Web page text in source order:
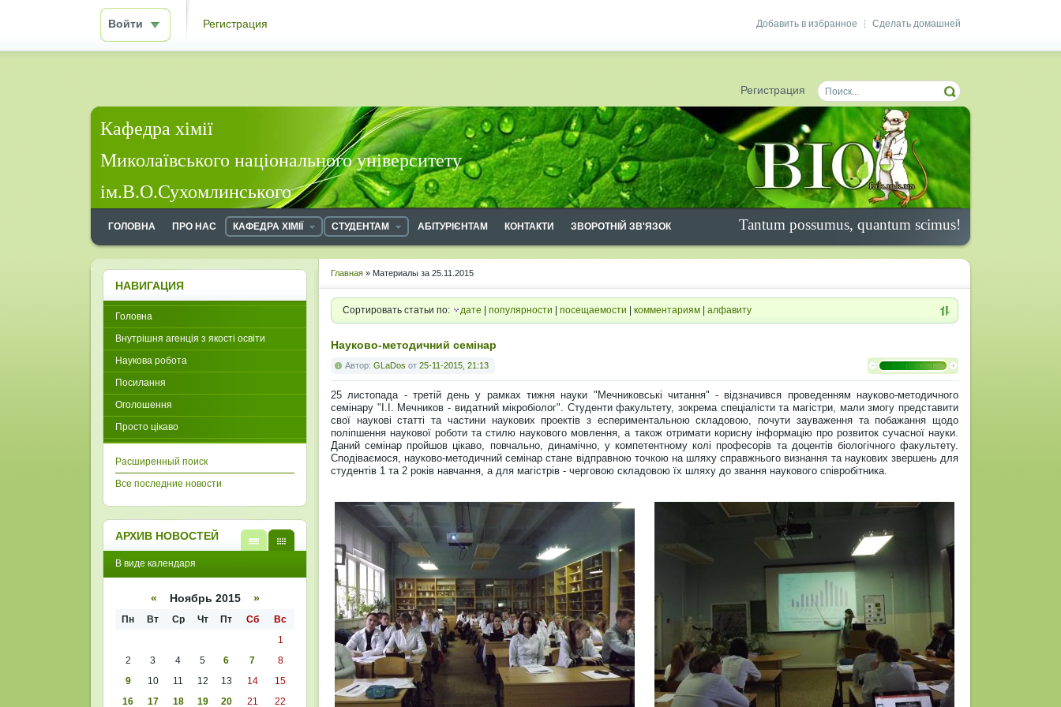
Сделать домашней
Добавить в избранное
Войти Регистрация
Регистрация
Кафедра хімії
Миколаївського національного університету
ім.В.О.Сухомлинського
Tantum possumus, quantum scimus!
ГОЛОВНА ПРО НАС КАФЕДРА ХІМІЇ СТУДЕНТАМ АБІТУРІЄНТАМ КОНТАКТИ ЗВОРОТНІЙ ЗВ'ЯЗОК
Главная » Материалы за 25.11.2015
Сортировать статьи по: дате популярности посещаемости комментариям алфавиту
Науково-методичний семінар
Автор: GLaDos от 25-11-2015, 21:13
25 листопада - третій день у рамках тижня науки "Мечниковські читання" - відзначився проведенням науково-методичного
семінару "І.І. Мечников - видатний мікробіолог". Студенти факультету, зокрема спеціалісти та магістри, мали змогу представити
свої наукові статті та частини наукових проектів з еспериментальною складовою, почути зауваження та побажання щодо
поліпшення наукової роботи та стилю наукового мовлення, а також отримати корисну інформацію про розвиток сучасної науки.
Даний семінар пройшов цікаво, повчально, динамічно, у компетентному колі професорів та доцентів біологічного факультету.
Сподіваємося, науково-методичний семінар стане відправною точкою на шляху справжнього визнання та наукових звершень для
студентів 1 та 2 років навчання, а для магістрів - черговою складовою їх шляху до звання наукового співробітника.
НАВИГАЦИЯ
Головна
Внутрішня агенція з якості освіти
Наукова робота
Посилання
Оголошення
Просто цікаво
Расширенный поиск
Все последние новости
АРХИВ НОВОСТЕЙ
кален
списк
В виде календаря
« Ноябрь 2015 »
Пн Вт Ср Чт Пт Сб
Вс
1
2
3 4 5 6 7
8
9
10 11 12 13 14
15
16
17 18 19 20 21 22